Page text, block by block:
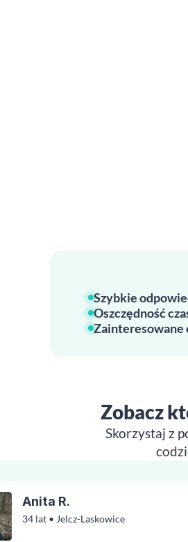
Szybkie
Oszczędność
Zainteresowane
Zobacz
Skorzystaj z
34 lat • Jelcz-Laskowice
Anita R.